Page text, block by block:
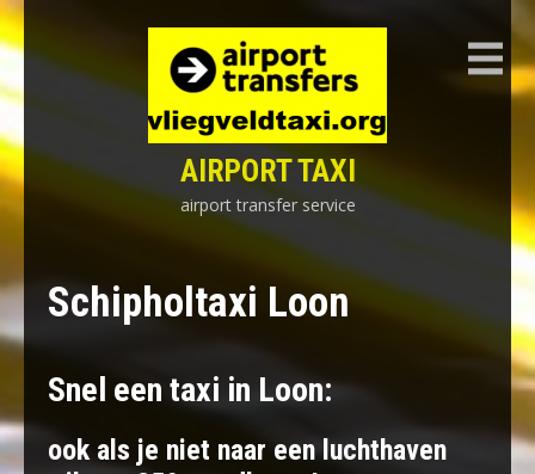
Skip
to
content
AIRPORT TAXI
airport transfer service
Schipholtaxi Loon
Snel een taxi in Loon:
ook als je niet naar een luchthaven